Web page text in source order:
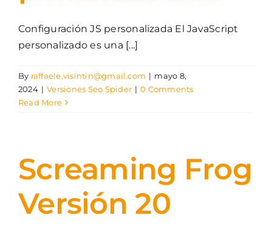
Configuración JS personalizada El JavaScript
personalizado es una [...]
By raffaele.visintin@gmail.com | mayo 8,
2024 | Versiones Seo Spider | 0 Comments
Read More
Screaming Frog
Versión 20